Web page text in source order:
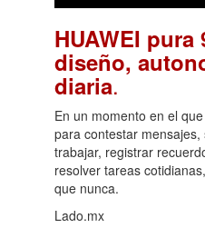
HUAWEI pura
diseño,
diaria.
En un momento en el
para contestar
trabajar, registrar
resolver tareas
que nunca.
Lado.mx